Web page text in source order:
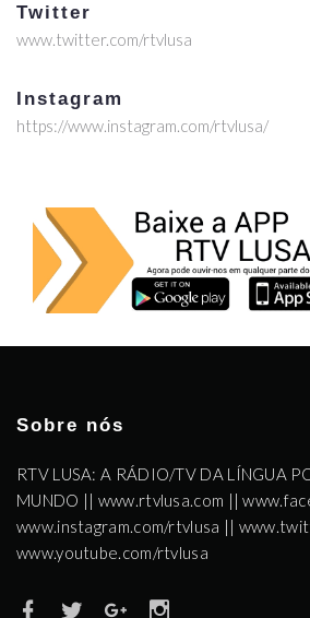
Twitter
www.twitter.com/rtvlusa
Instagram
https://www.instagram.com/rtvlusa/
Sobre nós
RTV LUSA: A RÁDIO/TV DA LÍNGUA
MUNDO || www.rtvlusa.com ||
www.instagram.com/rtvlusa ||
www.youtube.com/rtvlusa